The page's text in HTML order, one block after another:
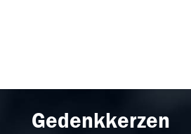
Gedenkkerzen